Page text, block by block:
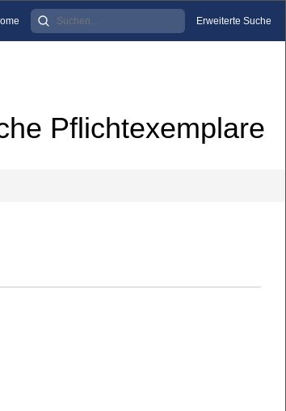
Erweiterte Suche
Pflichtexemplare